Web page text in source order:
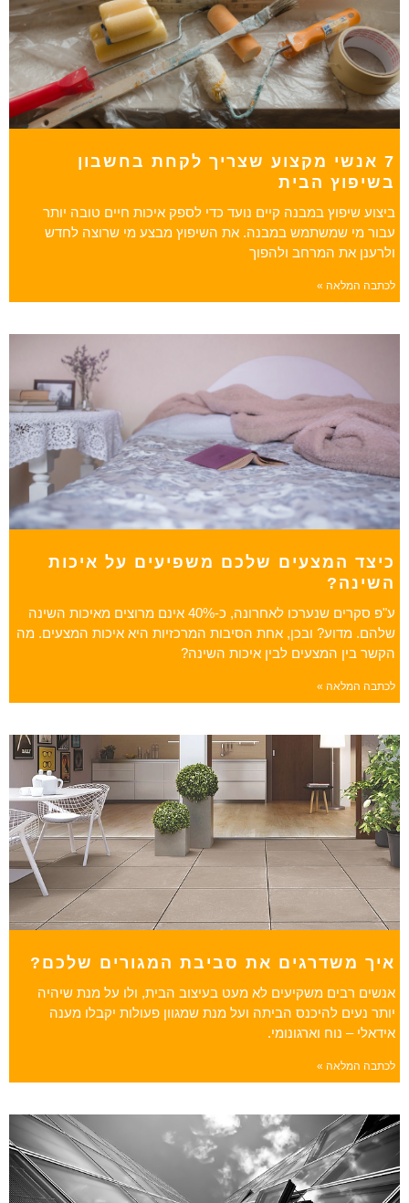
7 אנשי מקצוע שצריך לקחת בחשבון
בשיפוץ הבית
ביצוע שיפוץ במבנה קיים נועד כדי לספק איכות חיים טובה יותר
עבור מי שמשתמש במבנה. את השיפוץ מבצע מי שרוצה לחדש
ולרענן את המרחב ולהפוך
לכתבה המלאה »
כיצד המצעים שלכם משפיעים על איכות
השינה?
ע"פ סקרים שנערכו לאחרונה, כ-40% אינם מרוצים מאיכות השינה
שלהם. מדוע? ובכן, אחת הסיבות המרכזיות היא איכות המצעים. מה
הקשר בין המצעים לבין איכות השינה?
לכתבה המלאה »
איך משדרגים את סביבת המגורים שלכם?
אנשים רבים משקיעים לא מעט בעיצוב הבית, ולו על מנת שיהיה
יותר נעים להיכנס הביתה ועל מנת שמגוון פעולות יקבלו מענה
אידאלי – נוח וארגונומי.
לכתבה המלאה »